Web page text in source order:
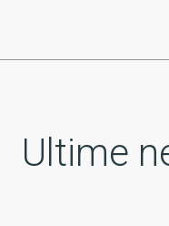
Ultime